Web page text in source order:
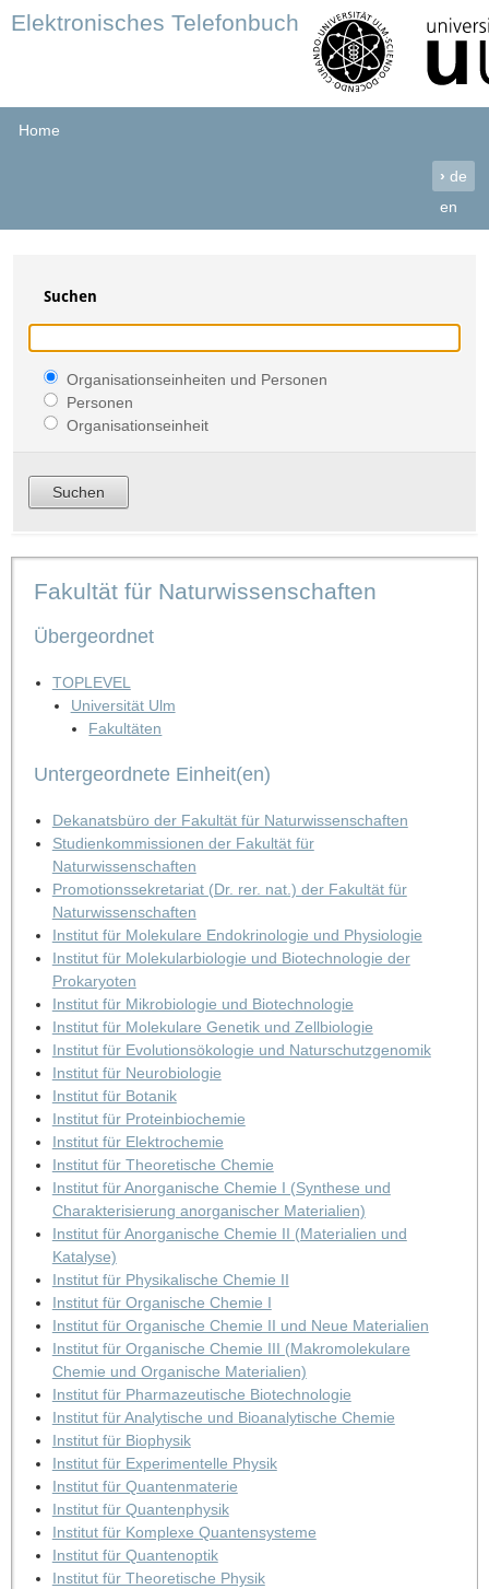
Elektronisches Telefonbuch
Home
› de
en
Suchen
Organisationseinheiten und Personen
Personen
Organisationseinheit
Fakultät für Naturwissenschaften
Übergeordnet
TOPLEVEL
Universität Ulm
Fakultäten
Untergeordnete Einheit(en)
Dekanatsbüro der Fakultät für Naturwissenschaften
Studienkommissionen der Fakultät für
Naturwissenschaften
Promotionssekretariat (Dr. rer. nat.) der Fakultät für
Naturwissenschaften
Institut für Molekulare Endokrinologie und Physiologie
Institut für Molekularbiologie und Biotechnologie der
Prokaryoten
Institut für Mikrobiologie und Biotechnologie
Institut für Molekulare Genetik und Zellbiologie
Institut für Evolutionsökologie und Naturschutzgenomik
Institut für Neurobiologie
Institut für Botanik
Institut für Proteinbiochemie
Institut für Elektrochemie
Institut für Theoretische Chemie
Institut für Anorganische Chemie I (Synthese und
Charakterisierung anorganischer Materialien)
Institut für Anorganische Chemie II (Materialien und
Katalyse)
Institut für Physikalische Chemie II
Institut für Organische Chemie I
Institut für Organische Chemie II und Neue Materialien
Institut für Organische Chemie III (Makromolekulare
Chemie und Organische Materialien)
Institut für Pharmazeutische Biotechnologie
Institut für Analytische und Bioanalytische Chemie
Institut für Biophysik
Institut für Experimentelle Physik
Institut für Quantenmaterie
Institut für Quantenphysik
Institut für Komplexe Quantensysteme
Institut für Quantenoptik
Institut für Theoretische Physik